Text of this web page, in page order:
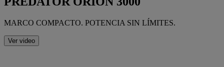
MARCO COMPACTO. POTENCIA SIN LÍMITES.
Ver video